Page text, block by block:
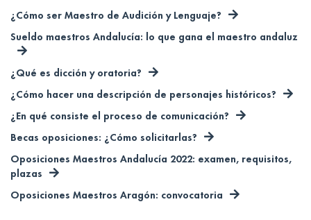
¿Cómo ser Maestro de Audición y Lenguaje?
Sueldo maestros Andalucía: lo que gana el maestro andaluz
¿Qué es dicción y oratoria?
¿Cómo hacer una descripción de personajes históricos?
¿En qué consiste el proceso de comunicación?
Becas oposiciones: ¿Cómo solicitarlas?
Oposiciones Maestros Andalucía 2022: examen, requisitos,
plazas
Oposiciones Maestros Aragón: convocatoria